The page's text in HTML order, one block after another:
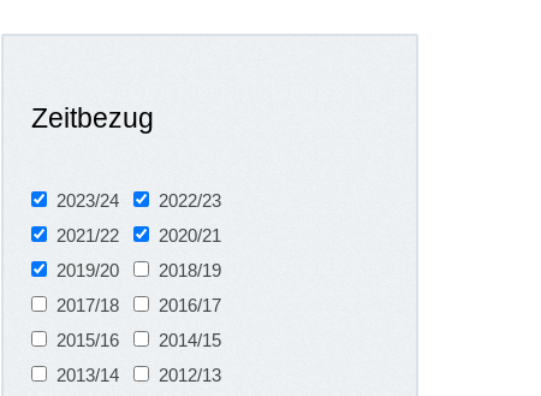
Zeitbezug
2023/24
2022/23
2021/22
2020/21
2019/20
2018/19
2017/18
2016/17
2015/16
2014/15
2013/14
2012/13